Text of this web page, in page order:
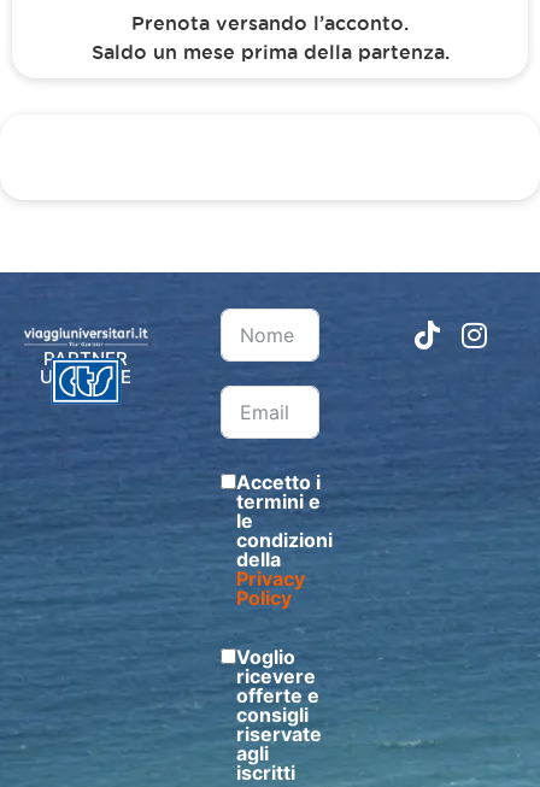
Prenota versando l’acconto.
Saldo un mese prima della partenza.
PARTNER
UFFICIALE
Accetto i
termini e
le
condizioni
della
Privacy
Policy
Voglio
ricevere
offerte e
consigli
riservate
agli
iscritti